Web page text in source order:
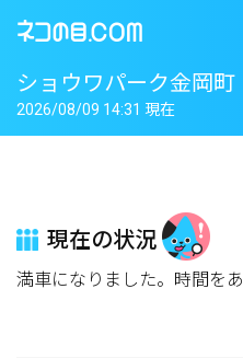
ショウワパーク金岡町
2026/08/09 14:31 現在
現在の状況
満車になりました。時間を